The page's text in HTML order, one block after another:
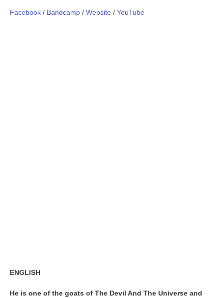
Facebook / Bandcamp / Website / YouTube
ENGLISH
He is one of the goats of The Devil And The Universe and